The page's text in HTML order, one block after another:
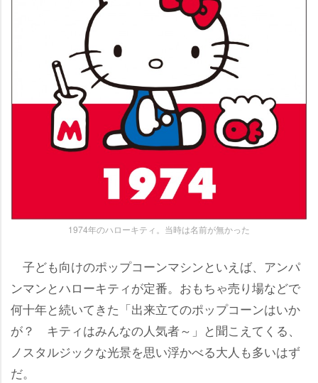
1974年のハローキティ。当時は名前が無かった
子ども向けのポップコーンマシンといえば、アンパ
ンマンとハローキティが定番。おもちゃ売り場などで
何十年と続いてきた「出来立てのポップコーンはいか
が？ キティはみんなの人気者～」と聞こえてくる、
ノスタルジックな光景を思い浮かべる大人も多いはず
だ。